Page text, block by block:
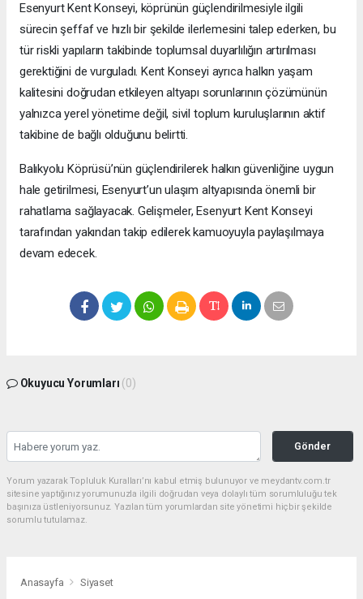
Esenyurt Kent Konseyi, köprünün güçlendirilmesiyle ilgili
sürecin şeffaf ve hızlı bir şekilde ilerlemesini talep ederken, bu
tür riskli yapıların takibinde toplumsal duyarlılığın artırılması
gerektiğini de vurguladı. Kent Konseyi ayrıca halkın yaşam
kalitesini doğrudan etkileyen altyapı sorunlarının çözümünün
yalnızca yerel yönetime değil, sivil toplum kuruluşlarının aktif
takibine de bağlı olduğunu belirtti.
Balıkyolu Köprüsü’nün güçlendirilerek halkın güvenliğine uygun
hale getirilmesi, Esenyurt’un ulaşım altyapısında önemli bir
rahatlama sağlayacak. Gelişmeler, Esenyurt Kent Konseyi
tarafından yakından takip edilerek kamuoyuyla paylaşılmaya
devam edecek.
Okuyucu Yorumları (0)
Gönder
Yorum yazarak Topluluk Kuralları’nı kabul etmiş bulunuyor ve meydantv.com.tr
sitesine yaptığınız yorumunuzla ilgili doğrudan veya dolaylı tüm sorumluluğu tek
başınıza üstleniyorsunuz. Yazılan tüm yorumlardan site yönetimi hiçbir şekilde
sorumlu tutulamaz.
Anasayfa Siyaset